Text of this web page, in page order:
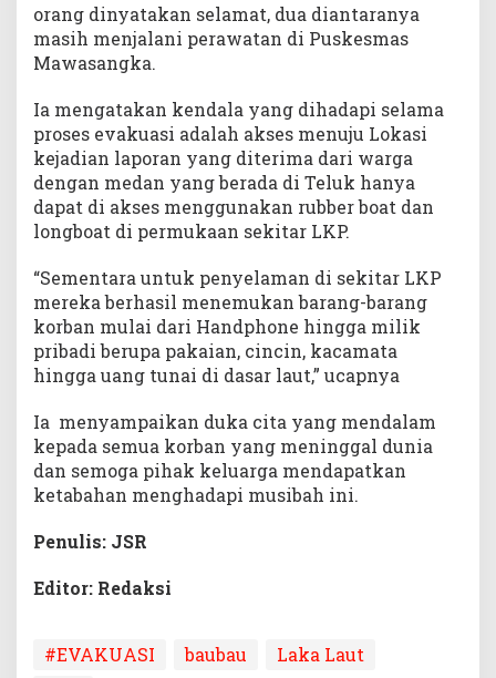
orang dinyatakan selamat, dua diantaranya
masih menjalani perawatan di Puskesmas
Mawasangka.
Ia mengatakan kendala yang dihadapi selama
proses evakuasi adalah akses menuju Lokasi
kejadian laporan yang diterima dari warga
dengan medan yang berada di Teluk hanya
dapat di akses menggunakan rubber boat dan
longboat di permukaan sekitar LKP.
“Sementara untuk penyelaman di sekitar LKP
mereka berhasil menemukan barang-barang
korban mulai dari Handphone hingga milik
pribadi berupa pakaian, cincin, kacamata
hingga uang tunai di dasar laut,” ucapnya
Ia menyampaikan duka cita yang mendalam
kepada semua korban yang meninggal dunia
dan semoga pihak keluarga mendapatkan
ketabahan menghadapi musibah ini.
Penulis: JSR
Editor: Redaksi
#EVAKUASI baubau
Laka Laut